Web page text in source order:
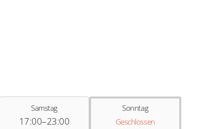
Samstag
17:00–23:00
Sonntag
Geschlossen